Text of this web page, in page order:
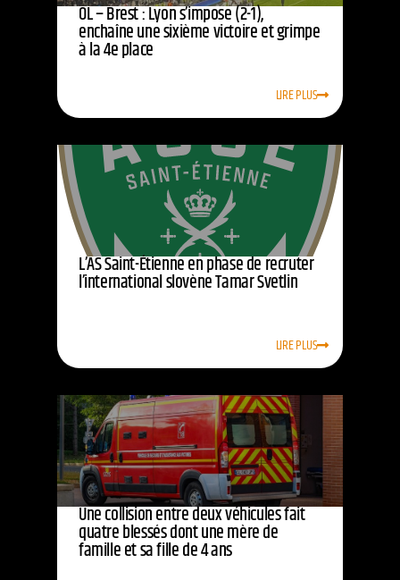
OL – Brest : Lyon s’impose (2-1),
enchaîne une sixième victoire et grimpe
à la 4e place
LIRE PLUS
L’AS Saint-Étienne en phase de recruter
l’international slovène Tamar Svetlin
LIRE PLUS
Une collision entre deux véhicules fait
quatre blessés dont une mère de
famille et sa fille de 4 ans